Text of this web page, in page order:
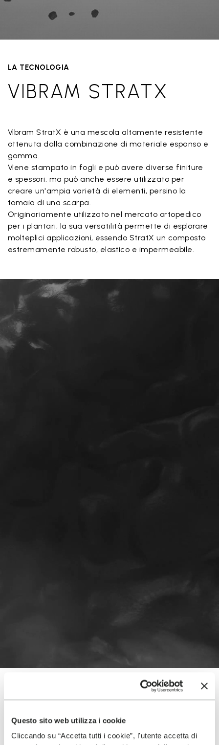
Questo sito web utilizza i cookie
Cliccando su “Accetta tutti i cookie”, l'utente accetta di
LA TECNOLOGIA
VIBRAM STRATX
Vibram StratX è una mescola altamente resistente
ottenuta dalla combinazione di materiale espanso e
gomma.
Viene stampato in fogli e può avere diverse finiture
e spessori, ma può anche essere utilizzato per
creare un'ampia varietà di elementi, persino la
tomaia di una scarpa.
Originariamente utilizzato nel mercato ortopedico
per i plantari, la sua versatilità permette di esplorare
molteplici applicazioni, essendo StratX un composto
estremamente robusto, elastico e impermeabile.
PRESTAZIONI